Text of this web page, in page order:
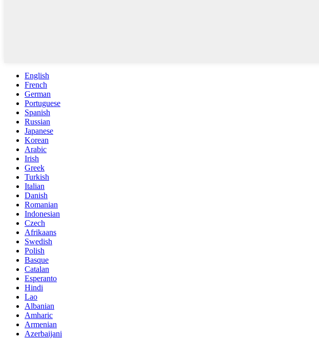
English
French
German
Portuguese
Spanish
Russian
Japanese
Korean
Arabic
Irish
Greek
Turkish
Italian
Danish
Romanian
Indonesian
Czech
Afrikaans
Swedish
Polish
Basque
Catalan
Esperanto
Hindi
Lao
Albanian
Amharic
Armenian
Azerbaijani